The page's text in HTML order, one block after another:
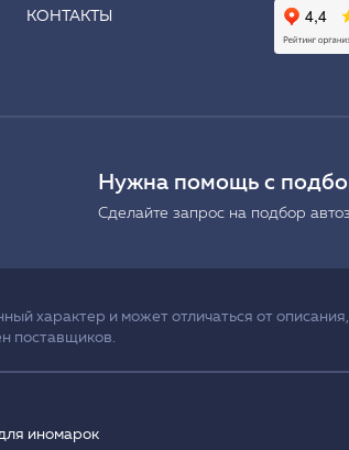
КОНТАКТЫ
Нужна помощь с
Сделайте запрос на подбор
характер и может отличаться от
поставщиков.
иномарок